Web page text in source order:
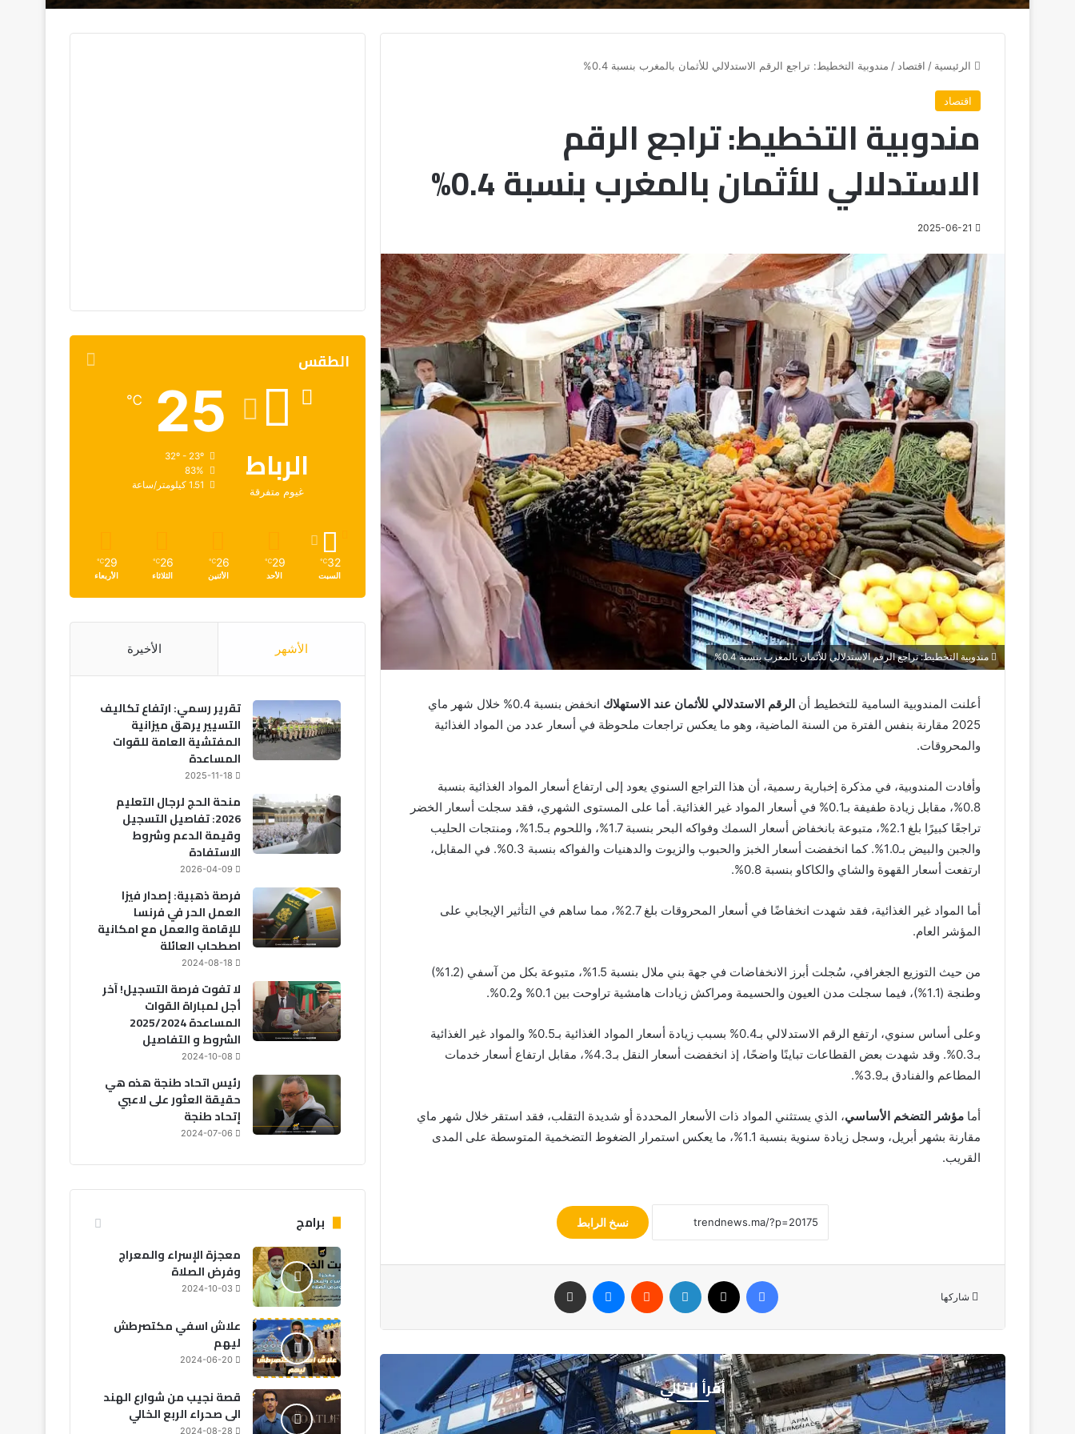
الرئيسية / اقتصاد / مندوبية التخطيط: تراجع الرقم الاستدلالي للأثمان بالمغرب بنسبة 0.4%
اقتصاد
مندوبية التخطيط: تراجع الرقم
الاستدلالي للأثمان بالمغرب بنسبة 0.4%
2025-06-21
مندوبية التخطيط: تراجع الرقم الاستدلالي للأثمان بالمغرب بنسبة 0.4%
أعلنت المندوبية السامية للتخطيط أن الرقم الاستدلالي للأثمان عند الاستهلاك
انخفض بنسبة 0.4% خلال شهر ماي
2025 مقارنة بنفس الفترة من السنة الماضية، وهو ما يعكس تراجعات ملحوظة في أسعار عدد من المواد الغذائية
والمحروقات.
وأفادت المندوبية، في مذكرة إخبارية رسمية، أن هذا التراجع السنوي يعود إلى ارتفاع أسعار المواد الغذائية بنسبة
0.8%، مقابل زيادة طفيفة بـ0.1% في أسعار المواد غير الغذائية. أما على المستوى الشهري، فقد سجلت أسعار الخضر
تراجعًا كبيرًا بلغ 2.1%، متبوعة بانخفاض أسعار السمك وفواكه البحر بنسبة 1.7%، واللحوم بـ1.5%، ومنتجات الحليب
والجبن والبيض بـ1.0%. كما انخفضت أسعار الخبز والحبوب والزيوت والدهنيات والفواكه بنسبة 0.3%. في المقابل،
ارتفعت أسعار القهوة والشاي والكاكاو بنسبة 0.8%.
أما المواد غير الغذائية، فقد شهدت انخفاضًا في أسعار المحروقات بلغ 2.7%، مما ساهم في التأثير الإيجابي على
المؤشر العام.
من حيث التوزيع الجغرافي، سُجلت أبرز الانخفاضات في جهة بني ملال بنسبة 1.5%، متبوعة بكل من آسفي (1.2%)
وطنجة (1.1%)، فيما سجلت مدن العيون والحسيمة ومراكش زيادات هامشية تراوحت بين 0.1% و0.2%.
وعلى أساس سنوي، ارتفع الرقم الاستدلالي بـ0.4% بسبب زيادة أسعار المواد الغذائية بـ0.5% والمواد غير الغذائية
بـ0.3%. وقد شهدت بعض القطاعات تباينًا واضحًا، إذ انخفضت أسعار النقل بـ4.3%، مقابل ارتفاع أسعار خدمات
المطاعم والفنادق بـ3.9%.
أما مؤشر التضخم الأساسي، الذي يستثني المواد ذات الأسعار المحددة أو شديدة التقلب، فقد استقر خلال شهر ماي
مقارنة بشهر أبريل، وسجل زيادة سنوية بنسبة 1.1%، ما يعكس استمرار الضغوط التضخمية المتوسطة على المدى
القريب.
نسخ الرابط
شاركها
أقرأ التالي
الطقس
الرباط
غيوم متفرقة
25
℃
32º - 23º
83%
1.51 كيلومتر/ساعة
32
℃
السبت
29
℃
الأحد
26
℃
الأثنين
26
℃
الثلاثاء
29
℃
الأربعاء
الأشهر الأخيرة
تقرير رسمي: ارتفاع تكاليف
التسيير يرهق ميزانية
المفتشية العامة للقوات
المساعدة
2025-11-18
منحة الحج لرجال التعليم
2026: تفاصيل التسجيل
وقيمة الدعم وشروط
الاستفادة
2026-04-09
فرصة ذهبية: إصدار فيزا
العمل الحر في فرنسا
للإقامة والعمل مع امكانية
اصطحاب العائلة
2024-08-18
لا تفوت فرصة التسجيل! آخر
أجل لمباراة القوات
المساعدة 2025/2024
الشروط و التفاصيل
2024-10-08
رئيس اتحاد طنجة هذه هي
حقيقة العثور على لاعبي
إتحاد طنجة
2024-07-06
برامج
معجزة الإسراء والمعراج
وفرض الصلاة
2024-10-03
علاش اسفي مكتصرطش
ليهم
2024-06-20
قصة نجيب من شوارع الهند
الى صحراء الربع الخالي
2024-08-28